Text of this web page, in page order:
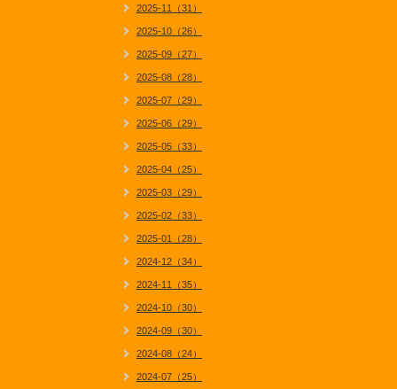
2025-11（31）
2025-10（26）
2025-09（27）
2025-08（28）
2025-07（29）
2025-06（29）
2025-05（33）
2025-04（25）
2025-03（29）
2025-02（33）
2025-01（28）
2024-12（34）
2024-11（35）
2024-10（30）
2024-09（30）
2024-08（24）
2024-07（25）